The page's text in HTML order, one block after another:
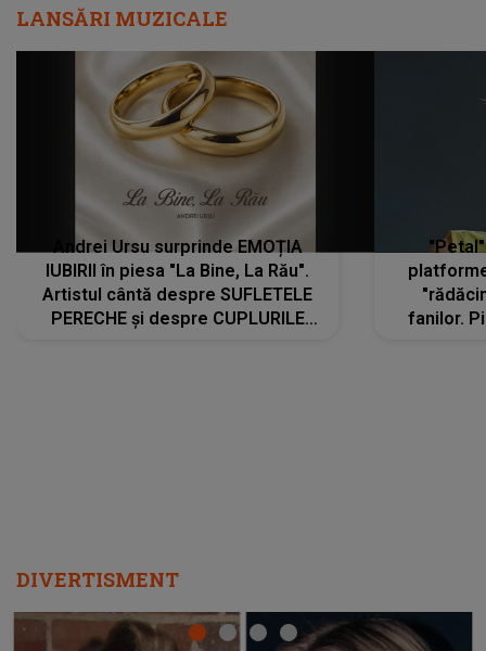
LANSĂRI MUZICALE
Andrei Ursu surprinde EMOȚIA
IUBIRII în piesa "La Bine, La Rău".
Artistul cântă despre SUFLETELE
PERECHE și despre CUPLURILE
fanilor.
DIVERTISMENT